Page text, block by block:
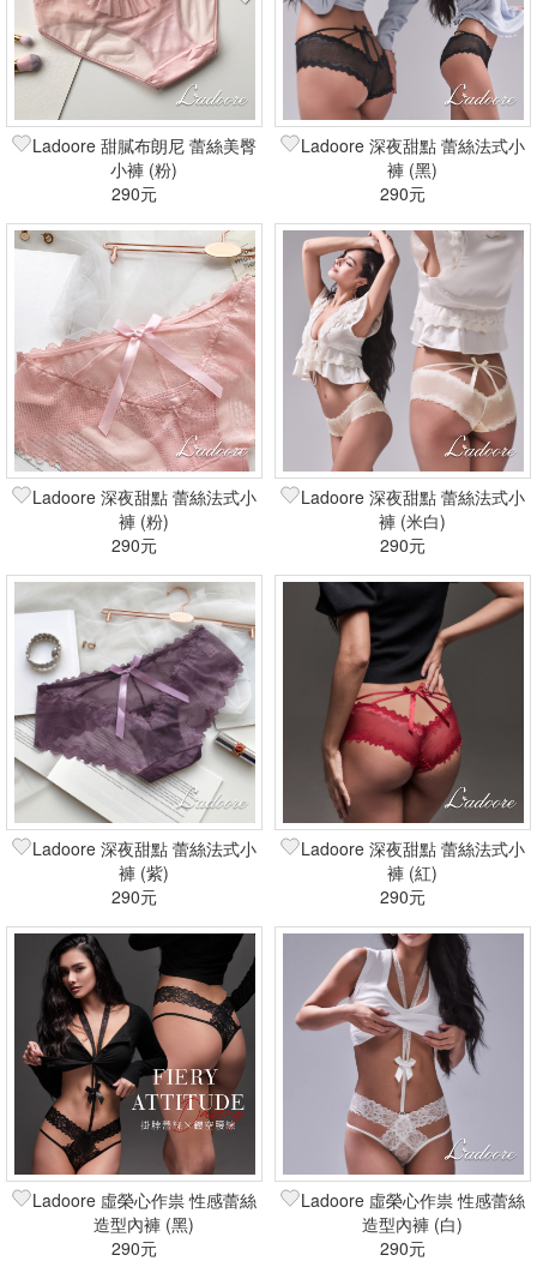
Ladoore 甜膩布朗尼 蕾絲美臀
小褲 (粉)
290元
Ladoore 深夜甜點 蕾絲法式小
褲 (黑)
290元
Ladoore 深夜甜點 蕾絲法式小
褲 (粉)
290元
Ladoore 深夜甜點 蕾絲法式小
褲 (米白)
290元
Ladoore 深夜甜點 蕾絲法式小
褲 (紫)
290元
Ladoore 深夜甜點 蕾絲法式小
褲 (紅)
290元
Ladoore 虛榮心作祟 性感蕾絲
造型內褲 (黑)
290元
Ladoore 虛榮心作祟 性感蕾絲
造型內褲 (白)
290元